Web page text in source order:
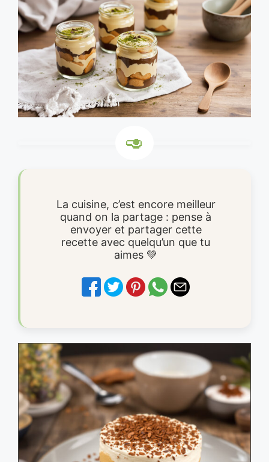
La cuisine, c’est encore meilleur
quand on la partage : pense à
envoyer et partager cette
recette avec quelqu’un que tu
aimes 💚